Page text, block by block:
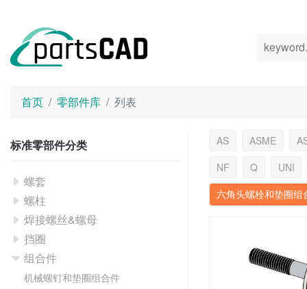
首页 零部件库 列表
标准零部件分类
螺套
螺柱
焊接螺丝&螺母
挡圈
组合件
机械螺钉和垫圈组合件
AS ASME
NF
Q
UNI
六角头螺栓和垫圈